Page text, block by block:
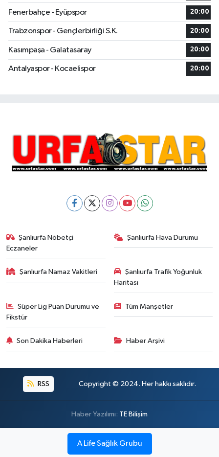
Fenerbahçe - Eyüpspor 20:00
Trabzonspor - Gençlerbirliği S.K. 20:00
Kasımpaşa - Galatasaray 20:00
Antalyaspor - Kocaelispor 20:00
Şanlıurfa Nöbetçi
Eczaneler
Şanlıurfa Hava Durumu
Şanlıurfa Namaz Vakitleri
Şanlıurfa Trafik Yoğunluk
Haritası
Süper Lig Puan Durumu ve
Fikstür
Tüm Manşetler
Son Dakika Haberleri Haber Arşivi
RSS Copyright © 2024. Her hakkı saklıdır.
Haber Yazılımı: TE Bilişim
A Life Sağlık Grubu